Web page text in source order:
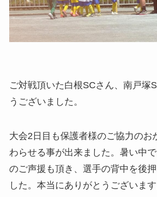
ご対戦頂いた白根SCさん、南戸塚
うございました。
大会2日目も保護者様のご協力のお
わらせる事が出来ました。暑い中
のご声援も頂き、選手の背中を後
した。本当にありがとうございます